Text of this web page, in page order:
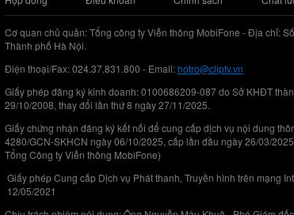
Cơ quan chủ quản: Tổng công ty Viễn thông MobiFone - Địa chỉ:
Thành phố Hà Nội.
Điện thoại/Fax: 024.37.831.800 - Email:hotro@cliptv.vn
Giấy phép đăng ký kinh doanh: 0100686209-087 do Sở KHĐT
29/10/2008, thay đổi lần thứ 8 ngày 27/11/2025.
Giấy chứng nhận đăng ký kết nối để cung cấp dịch vụ nội dung
4280/GCN-SKHCN ngày 06/10/2025, cấp lần đầu ngày 26/03/
Tổng Công ty Viễn thông MobiFone)
Giấy phép Cung cấp Dịch vụ Phát thanh, Truyền hình trên mạng
12/05/2021